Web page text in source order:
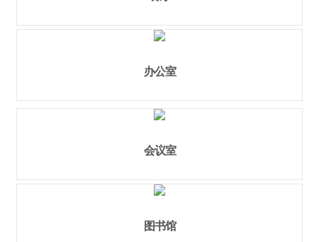
办公室
会议室
图书馆